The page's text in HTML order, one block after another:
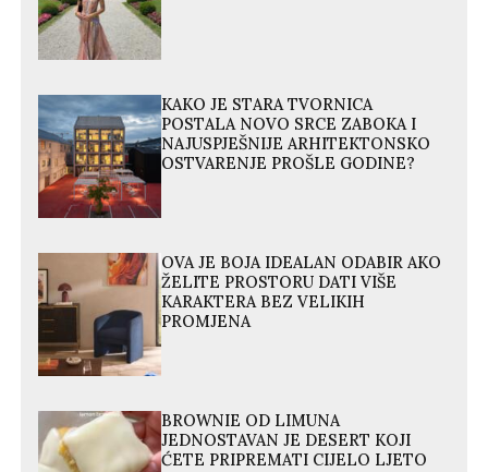
KAKO JE STARA TVORNICA
POSTALA NOVO SRCE ZABOKA I
NAJUSPJEŠNIJE ARHITEKTONSKO
OSTVARENJE PROŠLE GODINE?
OVA JE BOJA IDEALAN ODABIR AKO
ŽELITE PROSTORU DATI VIŠE
KARAKTERA BEZ VELIKIH
PROMJENA
BROWNIE OD LIMUNA
JEDNOSTAVAN JE DESERT KOJI
ĆETE PRIPREMATI CIJELO LJETO